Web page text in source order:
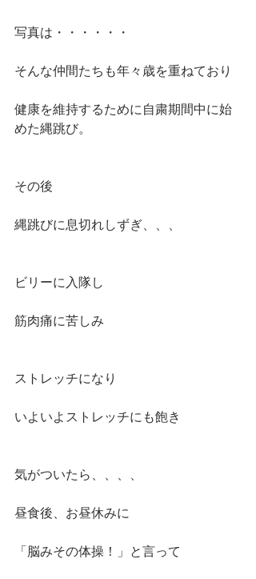
写真は・・・・・・
そんな仲間たちも年々歳を重ねており
健康を維持するために自粛期間中に始
めた縄跳び。
その後
縄跳びに息切れしずぎ、、、
ビリーに入隊し
筋肉痛に苦しみ
ストレッチになり
いよいよストレッチにも飽き
気がついたら、、、、
昼食後、お昼休みに
「脳みその体操！」と言って